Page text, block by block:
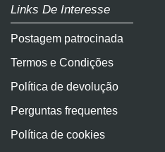
Links De Interesse
Postagem patrocinada
Termos e Condições
Política de devolução
Perguntas frequentes
Política de cookies